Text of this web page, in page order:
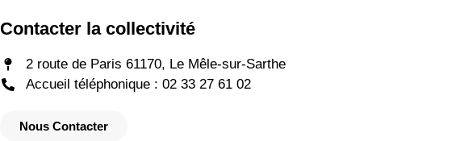
Contacter la collectivité
2 route de Paris 61170, Le Mêle-sur-Sarthe
Accueil téléphonique : 02 33 27 61 02
Nous Contacter